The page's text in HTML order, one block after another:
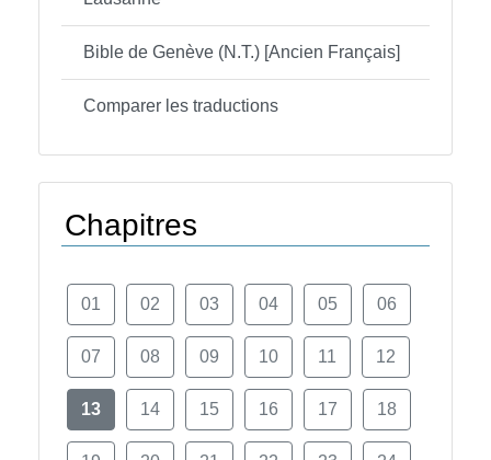
Bible de Genève (N.T.) [Ancien Français]
Comparer les traductions
Chapitres
01 02 03 04 05 06
07 08 09 10 11 12
13 14 15 16 17 18